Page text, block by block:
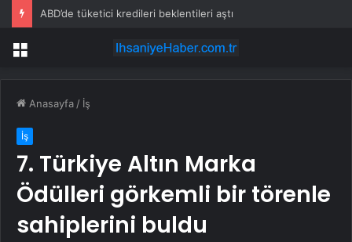
ABD’de tüketici kredileri beklentileri aştı
Menü
Anasayfa / İş
İş
7. Türkiye Altın Marka
Ödülleri görkemli bir törenle
sahiplerini buldu